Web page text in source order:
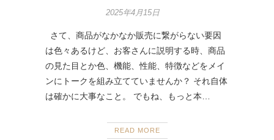
2025年4月15日
さて、商品がなかなか販売に繋がらない要因
は色々あるけど、お客さんに説明する時、商品
の見た目とか色、機能、性能、特徴などをメイ
ンにトークを組み立てていませんか？ それ自体
は確かに大事なこと。 でもね、もっと本…
READ MORE